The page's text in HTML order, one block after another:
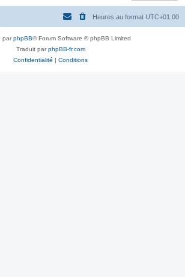
Heures au format UTC+01:00
parphpBB® Forum Software © phpBB Limited
Traduit parphpBB-fr.com
Confidentialité | Conditions